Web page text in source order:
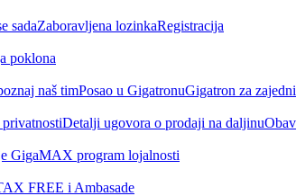
sadaZaboravljena lozinkaRegistracija
poklona
naš timPosao u GigatronuGigatron za
Detalji ugovora o prodaji na daljinu
GigaMAX program lojalnosti
FREE i Ambasade